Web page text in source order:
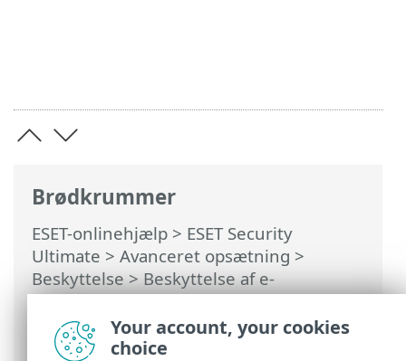
Brødkrummer
ESET-onlinehjælp > ESET Security
Ultimate > Avanceret opsætning >
Beskyttelse>Beskyttelse af e-
mailklienter>Administration af
adresselister> Adresselister>
Tilføj/rediger adresse
Your account, your cookies
choice